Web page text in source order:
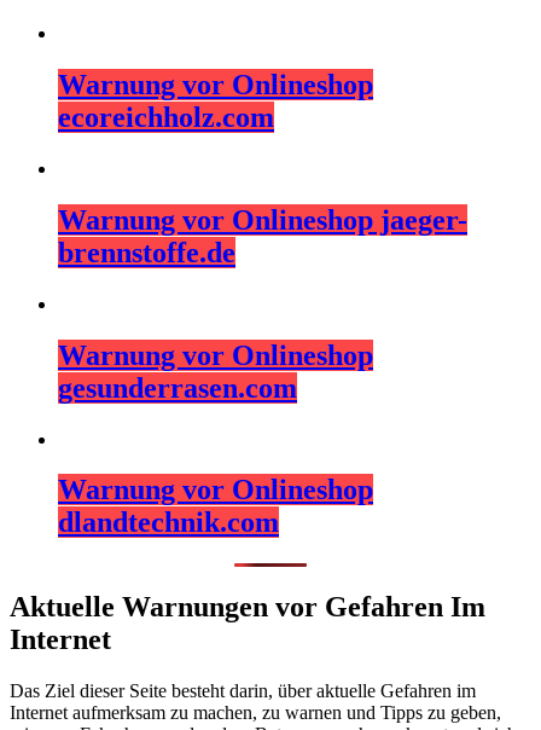
Warnung vor Onlineshop
ecoreichholz.com
Warnung vor Onlineshop jaeger-
brennstoffe.de
Warnung vor Onlineshop
gesunderrasen.com
Warnung vor Onlineshop
dlandtechnik.com
Aktuelle Warnungen vor Gefahren Im
Internet
Das Ziel dieser Seite besteht darin, über aktuelle Gefahren im
Internet aufmerksam zu machen, zu warnen und Tipps zu geben,